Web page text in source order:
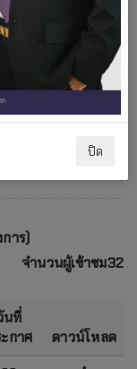
าร)
จำนวนผู้เข้าชม32
นที่
กาศ
ดาวน์โหลด
ปิด